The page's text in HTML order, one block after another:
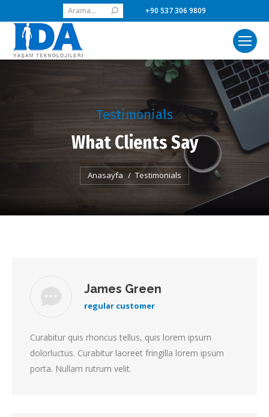
Search: +90 537 306 9809
Testimonials
What Clients Say
You are here:
Anasayfa Testimonials
James Green
regular customer
Curabitur quis rhoncus tellus, quis lorem ipsum
dolorluctus. Curabitur laoreet fringilla lorem ipsum
porta. Nullam rutrum velit.